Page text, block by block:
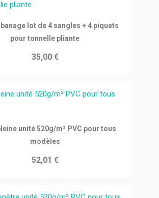
Ajouter au panier
lot de 4 sangles + 4 piquets
pour tonnelle pliante
35,00 €
Ajouter au panier
unité 520g/m² PVC pour tous
modèles
52,01 €